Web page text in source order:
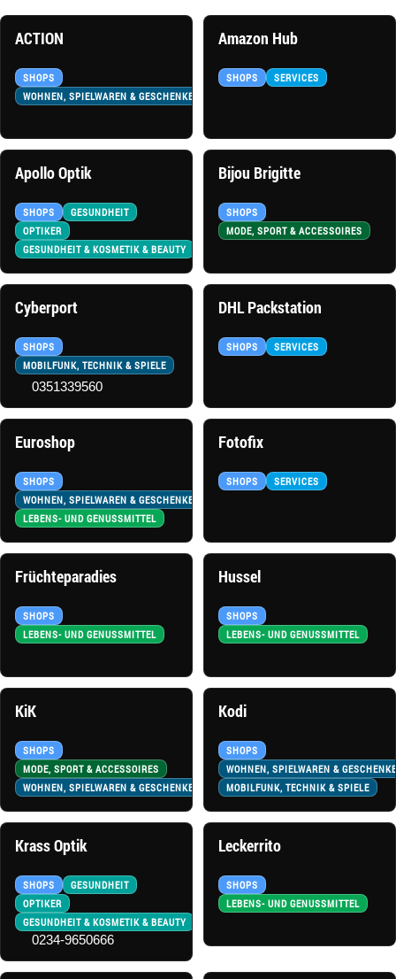
SHOPS
WOHNEN, SPIELWAREN & GESCHENKE
ACTION
SHOPS SERVICES
Amazon Hub
SHOPS
GESUNDHEIT
OPTIKER
GESUNDHEIT & KOSMETIK & BEAUTY
Apollo Optik
SHOPS
MODE, SPORT & ACCESSOIRES
Bijou Brigitte
SHOPS
MOBILFUNK, TECHNIK & SPIELE
Cyberport
0351339560
SHOPS SERVICES
DHL Packstation
SHOPS
WOHNEN, SPIELWAREN & GESCHENKE
LEBENS- UND GENUSSMITTEL
Euroshop
SHOPS SERVICES
Fotofix
SHOPS
LEBENS- UND GENUSSMITTEL
Früchteparadies
SHOPS
LEBENS- UND GENUSSMITTEL
Hussel
SHOPS
MODE, SPORT & ACCESSOIRES
WOHNEN, SPIELWAREN & GESCHENKE
KiK
SHOPS
WOHNEN, SPIELWAREN & GESCHENKE
MOBILFUNK, TECHNIK & SPIELE
Kodi
SHOPS
GESUNDHEIT
OPTIKER
GESUNDHEIT & KOSMETIK & BEAUTY
Krass Optik
0234-9650666
SHOPS
LEBENS- UND GENUSSMITTEL
Leckerrito